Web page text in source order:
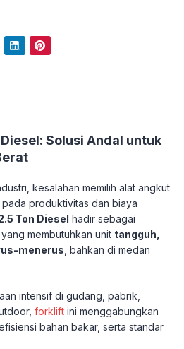
Solusi Andal untuk
kesalahan memilih alat angkut
produktivitas dan biaya
Ton Diesel hadir sebagai
membutuhkan unit tangguh,
menerus , bahkan di medan
intensif di gudang, pabrik,
forklift ini menggabungkan
efisiensi bahan bakar, serta standar